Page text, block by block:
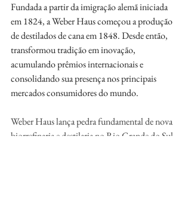
Fundada a partir da imigração alemã iniciada
em 1824, a Weber Haus começou a produção
de destilados de cana em 1848. Desde então,
transformou tradição em inovação,
acumulando prêmios internacionais e
consolidando sua presença nos principais
mercados consumidores do mundo.
Weber Haus lança pedra fundamental de nova
biorrefinaria e destilaria no Rio Grande do Sul